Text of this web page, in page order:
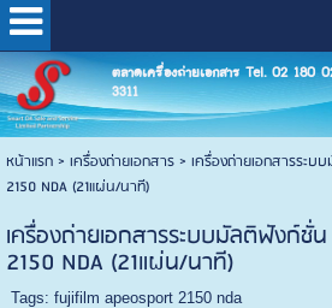
ตลาดเครื่องถ่ายเอกสาร Tel. 02
3311
หน้าแรก> เครื่องถ่ายเอกสาร> เครื่องถ่ายเอกสารระบ
2150 NDA (21แผ่น/นาที)
เครื่องถ่ายเอกสารระบบมัลติฟังก์ชั่
2150 NDA (21แผ่น/นาที)
Tags: fujifilm apeosport 2150 nda